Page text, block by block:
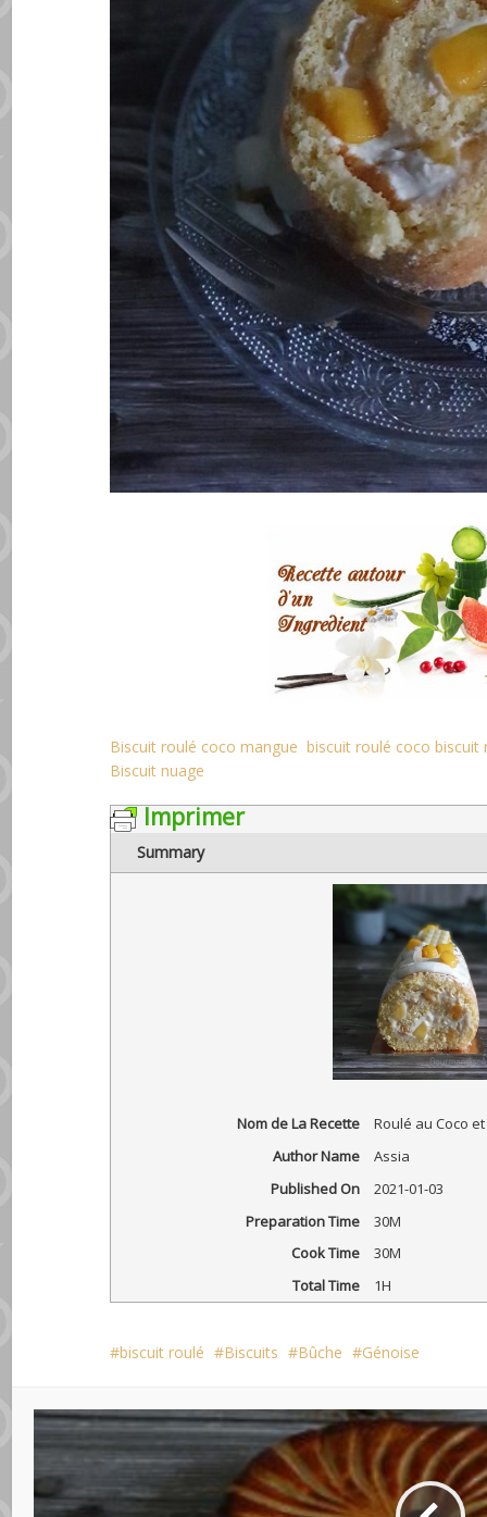
Biscuit roulé coco mangue biscuit roulé coco biscuit
Biscuit nuage
Imprimer
Summary
Nom de La Recette
Roulé au Coco
Author Name
Assia
Published On
2021-01-03
Preparation Time
30M
Cook Time
30M
Total Time
1H
biscuit roulé Biscuits Bûche Génoise